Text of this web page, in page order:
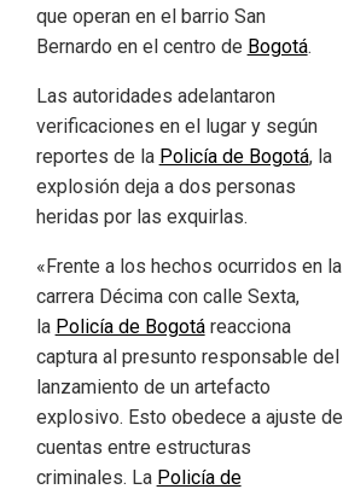
que operan en el barrio San
Bernardo en el centro de Bogotá.
Las autoridades adelantaron
verificaciones en el lugar y según
reportes de la Policía de Bogotá, la
explosión deja a dos personas
heridas por las exquirlas.
«Frente a los hechos ocurridos en la
carrera Décima con calle Sexta,
la Policía de Bogotáreacciona
captura al presunto responsable del
lanzamiento de un artefacto
explosivo. Esto obedece a ajuste de
cuentas entre estructuras
criminales. La Policía de